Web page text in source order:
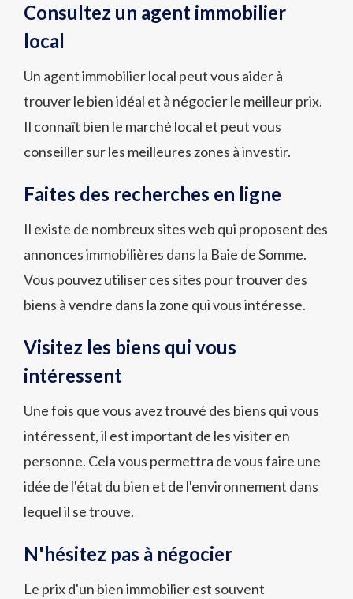
Consultez un agent immobilier
local
Un agent immobilier local peut vous aider à
trouver le bien idéal et à négocier le meilleur prix.
Il connaît bien le marché local et peut vous
conseiller sur les meilleures zones à investir.
Faites des recherches en ligne
Il existe de nombreux sites web qui proposent des
annonces immobilières dans la Baie de Somme.
Vous pouvez utiliser ces sites pour trouver des
biens à vendre dans la zone qui vous intéresse.
Visitez les biens qui vous
intéressent
Une fois que vous avez trouvé des biens qui vous
intéressent, il est important de les visiter en
personne. Cela vous permettra de vous faire une
idée de l'état du bien et de l'environnement dans
lequel il se trouve.
N'hésitez pas à négocier
Le prix d'un bien immobilier est souvent